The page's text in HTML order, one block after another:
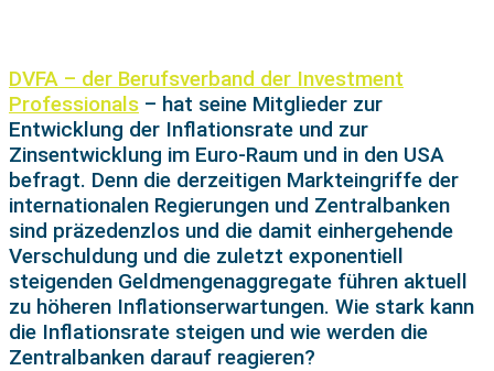
DVFA – der Berufsverband der Investment
Professionals – hat seine Mitglieder zur
Entwicklung der Inflationsrate und zur
Zinsentwicklung im Euro-Raum und in den USA
befragt. Denn die derzeitigen Markteingriffe der
internationalen Regierungen und Zentralbanken
sind präzedenzlos und die damit einhergehende
Verschuldung und die zuletzt exponentiell
steigenden Geldmengenaggregate führen aktuell
zu höheren Inflationserwartungen. Wie stark kann
die Inflationsrate steigen und wie werden die
Zentralbanken darauf reagieren?